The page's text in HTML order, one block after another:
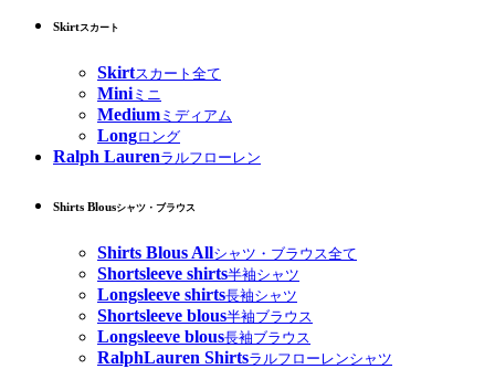
Skirtスカート
Skirtスカート全て
Miniミニ
Medium ミディアム
Longロング
Ralph Laurenラルフローレン
Shirts Blousシャツ・ブラウス
Shirts Blous Allシャツ・ブラウス全て
Shortsleeve shirts半袖シャツ
Longsleeve shirts長袖シャツ
Shortsleeve blous半袖ブラウス
Longsleeve blous長袖ブラウス
RalphLauren Shirtsラルフローレンシャツ